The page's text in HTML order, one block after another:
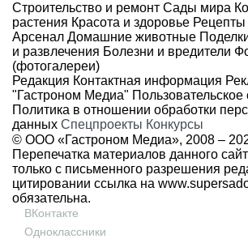
Строительство и ремонт Сады мира
растения Красота и здоровье Рецепты
Арсенал Домашние животные
и развлечения Болезни и вредители
(фотогалереи)
Редакция Контактная информация
"Гастроном Медиа"
Политика в отношении обработки
данных Спецпроекты Конкурсы
© ООО «Гастроном Медиа», 2008 –
Перепечатка материалов данного
только с письменного разрешения
цитировании ссылка на
обязательна.
ВКонтакте
Одноклассники